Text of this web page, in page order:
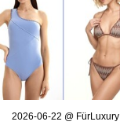
2026-06-22 @ FürLuxury